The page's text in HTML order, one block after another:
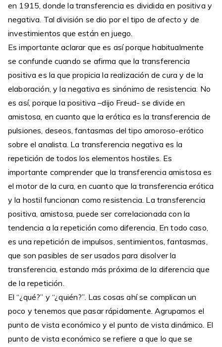
en 1915, donde la transferencia es dividida en positiva y
negativa. Tal división se dio por el tipo de afecto y de
investimientos que están en juego.
Es importante aclarar que es así porque habitualmente
se confunde cuando se afirma que la transferencia
positiva es la que propicia la realización de cura y de la
elaboración, y la negativa es sinónimo de resistencia. No
es así, porque la positiva –dijo Freud- se divide en
amistosa, en cuanto que la erótica es la transferencia de
pulsiones, deseos, fantasmas del tipo amoroso-erótico
sobre el analista. La transferencia negativa es la
repetición de todos los elementos hostiles. Es
importante comprender que la transferencia amistosa es
el motor de la cura, en cuanto que la transferencia erótica
y la hostil funcionan como resistencia. La transferencia
positiva, amistosa, puede ser correlacionada con la
tendencia a la repetición como diferencia. En todo caso,
es una repetición de impulsos, sentimientos, fantasmas,
que son pasibles de ser usados para disolver la
transferencia, estando más próxima de la diferencia que
de la repetición.
El “¿qué?” y “¿quién?”. Las cosas ahí se complican un
poco y tenemos que pasar rápidamente. Agrupamos el
punto de vista económico y el punto de vista dinámico. El
punto de vista económico se refiere a que lo que se